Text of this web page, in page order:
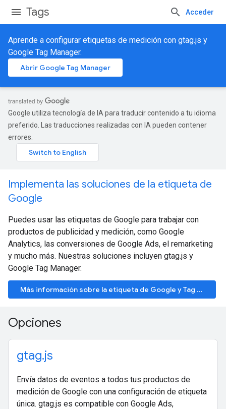
Tags Acceder
Aprende a configurar etiquetas de medición con gtag.js y
Google Tag Manager.
Abrir Google Tag Manager
Google utiliza tecnología de IA para traducir contenido a tu idioma
preferido. Las traducciones realizadas con IA pueden contener
errores.
Implementa las soluciones de la etiqueta de
Google
Puedes usar las etiquetas de Google para trabajar con
productos de publicidad y medición, como Google
Analytics, las conversiones de Google Ads, el remarketing
y mucho más. Nuestras soluciones incluyen gtag.js y
Google Tag Manager.
Más información sobre la etiqueta de Google y Tag Manager
Opciones
gtag.js
Envía datos de eventos a todos tus productos de
medición de Google con una configuración de etiqueta
única. gtag.js es compatible con Google Ads,